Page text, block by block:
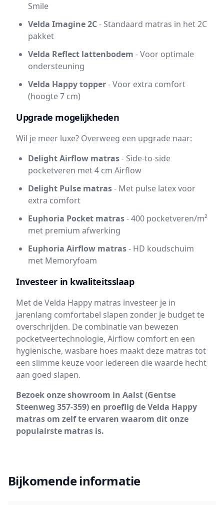
Smile
Velda Imagine 2C- Standaard matras in het 2C
pakket
Velda Reflect lattenbodem - Voor optimale
ondersteuning
Velda Happy topper- Voor extra comfort
(hoogte 7 cm)
Upgrade mogelijkheden
Wil je meer luxe? Overweeg een upgrade naar:
Delight Airflow matras- Side-to-side
pocketveren met 4 cm Airflow
Delight Pulse matras- Met pulse latex voor
extra comfort
Euphoria Pocket matras- 400 pocketveren/m²
met premium afwerking
Euphoria Airflow matras- HD koudschuim
met Memoryfoam
Investeer in kwaliteitsslaap
Met de Velda Happy matras investeer je in
jarenlang comfortabel slapen zonder je budget te
overschrijden. De combinatie van bewezen
pocketveertechnologie, Airflow comfort en een
hygiënische, wasbare hoes maakt deze matras tot
een slimme keuze voor iedereen die waarde hecht
aan goed slapen.
Bezoek onze showroom in Aalst (Gentse
Steenweg 357-359) en proeflig de Velda Happy
matras om zelf te ervaren waarom dit onze
populairste matras is.
Bijkomende informatie